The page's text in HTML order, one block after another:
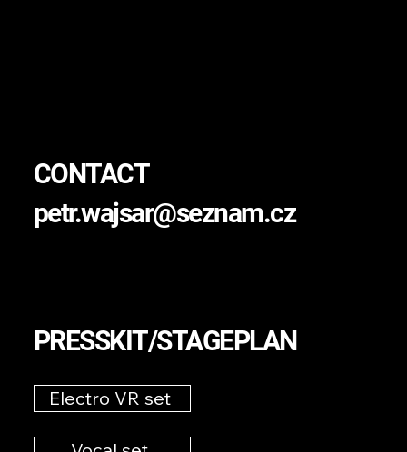
CONTACT
petr.wajsar@seznam.cz
PRESSKIT/STAGEPLAN
Electro VR set